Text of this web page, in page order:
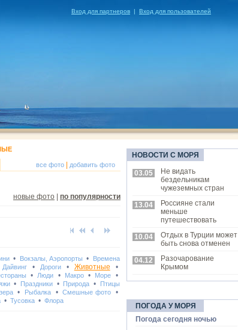
Вход для партнеров | Вход для пользователей
все фото добавить фото
новые фото по популярности
• Вокзалы, Аэропорты •
Времена
Дайвинг •Дороги • Животные •
•Люди • Макро• Море •
• Праздники• Природа • Птицы
• Рыбалка•Смешные фото•
• Тусовка• Флора
НОВОСТИ С МОРЯ
03.05
Не видать
бездельникам
чужеземных стран
13.04
Россияне стали
меньше
путешествовать
10.04
Отдых в Турции может
быть снова отменен
04.12
Разочарование
Крымом
ПОГОДА У МОРЯ
Погода сегодня ночью